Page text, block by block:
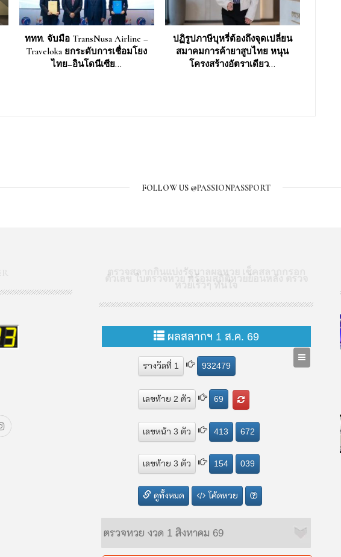
ททท. จับมือ TransNusa Airline –
Traveloka ยกระดับการเชื่อมโยง
ไทย–อินโดนีเซีย…
ปฏิรูปภาษีบุหรี่ต้องถึงจุดเปลี่ยน
สมาคมการค้ายาสูบไทย หนุน
โครงสร้างอัตราเดียว…
FOLLOW US @PASSIONPASSPORT
ตรวจสลากกินแบ่งรัฐบาลผลหวย เช็คสลากกรอก
ตัวเลข ใบตรวจหวย พร้อมสถิติหวยย้อนหลัง ตรวจ
หวยเร็วๆ ทันใจ